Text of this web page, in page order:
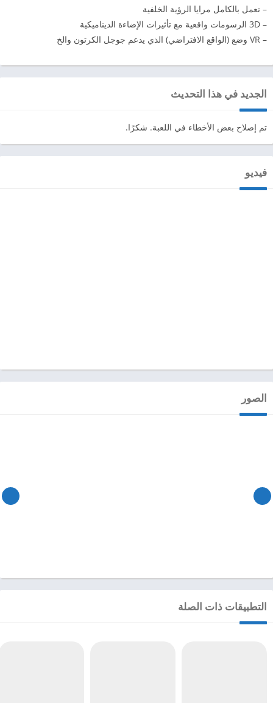
– تعمل بالكامل مرايا الرؤية الخلفية
– 3D الرسومات واقعية مع تأثيرات الإضاءة الديناميكية
– VR وضع (الواقع الافتراضي) الذي يدعم جوجل الكرتون والخ
الجديد في هذا التحديث
تم إصلاح بعض الأخطاء في اللعبة. شكرًا.
فيديو
الصور
التطبيقات ذات الصلة